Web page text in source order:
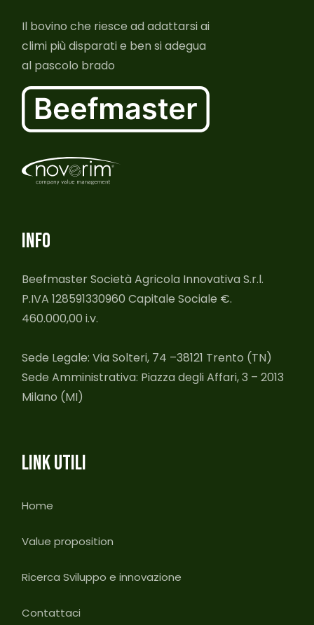
Il bovino che riesce ad adattarsi ai
climi più disparati e ben si adegua
al pascolo brado
INFO
Beefmaster Società Agricola Innovativa S.r.l.
P.IVA 128591330960 Capitale Sociale €.
460.000,00 i.v.
Sede Legale: Via Solteri, 74 –38121 Trento (TN)
Sede Amministrativa: Piazza degli Affari, 3 – 2013
Milano (MI)
LINK UTILI
Home
Value proposition
Ricerca Sviluppo e innovazione
Contattaci